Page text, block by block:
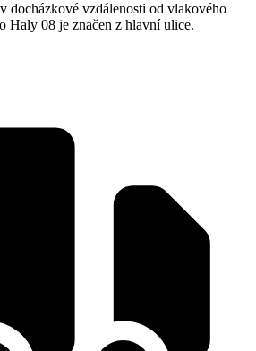
docházkové vzdálenosti od vlakového
Haly 08 je značen z hlavní ulice.